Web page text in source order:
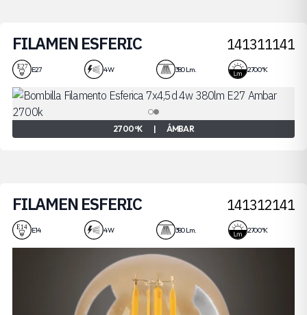
FILAMEN ESFERIC
4W
141311141
E27 4 W 380 Lm. 2700 ºK
2700 ºK | ÁMBAR
FILAMEN ESFERIC
4W
141312141
E14 4 W 380 Lm. 2700 ºK